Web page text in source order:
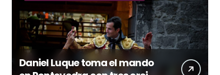
Daniel Luque toma el mando